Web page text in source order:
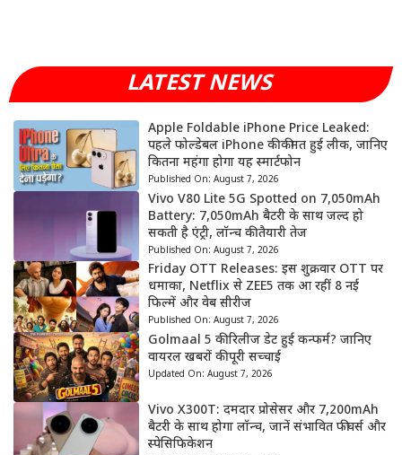
LATEST NEWS
Apple Foldable iPhone Price Leaked:
पहले फोल्डेबल iPhone की कीमत हुई लीक, जानिए
कितना महंगा होगा यह स्मार्टफोन
Published On: August 7, 2026
Vivo V80 Lite 5G Spotted on 7,050mAh
Battery: 7,050mAh बैटरी के साथ जल्द हो
सकती है एंट्री, लॉन्च की तैयारी तेज
Published On: August 7, 2026
Friday OTT Releases: इस शुक्रवार OTT पर
धमाका, Netflix से ZEE5 तक आ रहीं 8 नई
फिल्में और वेब सीरीज
Published On: August 7, 2026
Golmaal 5 की रिलीज डेट हुई कन्फर्म? जानिए
वायरल खबरों की पूरी सच्चाई
Updated On: August 7, 2026
Vivo X300T: दमदार प्रोसेसर और 7,200mAh
बैटरी के साथ होगा लॉन्च, जानें संभावित फीचर्स और
स्पेसिफिकेशन